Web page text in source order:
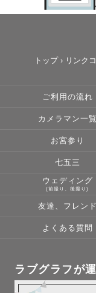
トップ› リンク
ご利用の流れ
カメラマン一覧
お宮参り
七五三
ウェディング
(前撮り、後撮り)
友達、フレンド
よくある質問
ラブグラフが